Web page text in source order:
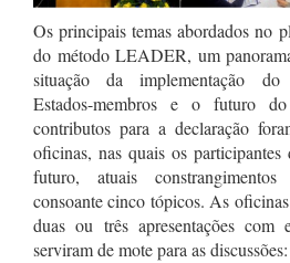
Os principais temas abordados no
do método LEADER, um
situação da implementação
Estados-membros e o futuro
contributos para a declaração
oficinas, nas quais os
futuro, atuais
consoante cinco tópicos. As
duas ou três apresentações com
serviram de mote para as discussões: